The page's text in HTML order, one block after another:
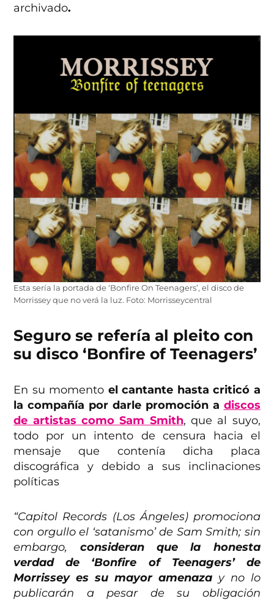
archivado.
Esta sería la portada de ‘Bonfire On Teenagers’, el disco de
Morrissey que no verá la luz. Foto: Morrisseycentral
Seguro se refería al pleito con
su disco ‘Bonfire of Teenagers’
En su momento el cantante hasta criticó a
la compañía por darle promoción a discos
de artistas como Sam Smith, que al suyo,
todo por un intento de censura hacia el
mensaje que contenía dicha placa
discográfica y debido a sus inclinaciones
políticas
“Capitol Records (Los Ángeles) promociona
con orgullo el ‘satanismo’ de Sam Smith; sin
embargo, consideran que la honesta
verdad de ‘Bonfire of Teenagers’ de
Morrissey es su mayor amenazay no lo
publicarán a pesar de su obligación